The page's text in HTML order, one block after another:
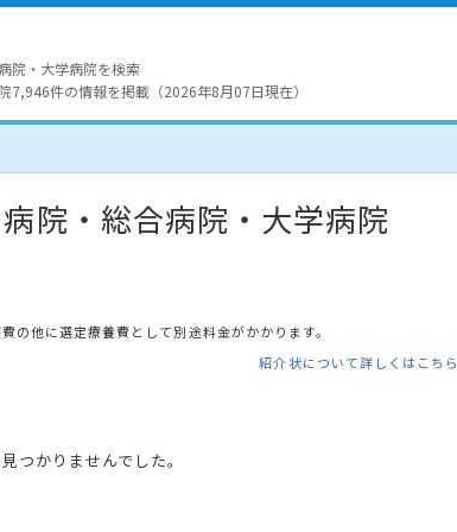
院・大学病院を検索
7,946件の情報を掲載（2026年8月07日現在）
院・総合病院・大学病院
の他に選定療養費として別途料金がかかります。
紹介状について詳しくはこちら
つかりませんでした。